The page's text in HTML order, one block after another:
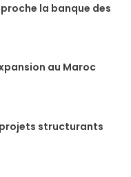
la banque des
au Maroc
projets structurants